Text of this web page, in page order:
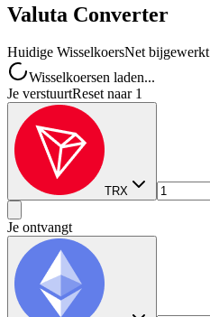
Valuta Converter
Huidige WisselkoersNet bijgewerkt
Wisselkoersen laden...
Je verstuurtReset naar 1
TRX
Je ontvangt